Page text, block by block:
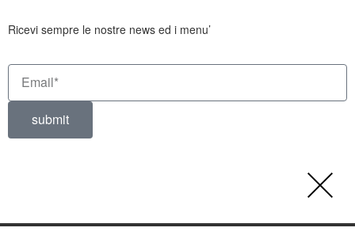
Ricevi sempre le nostre news ed i menu’
submit